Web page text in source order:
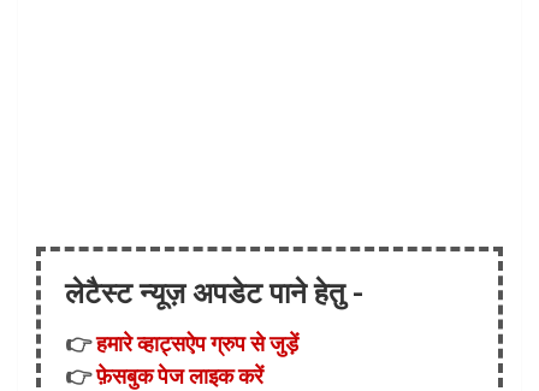
लेटैस्ट न्यूज़ अपडेट पाने हेतु -
👉हमारे व्हाट्सऐप ग्रुप से जुड़ें
👉फ़ेसबुक पेज लाइक करें